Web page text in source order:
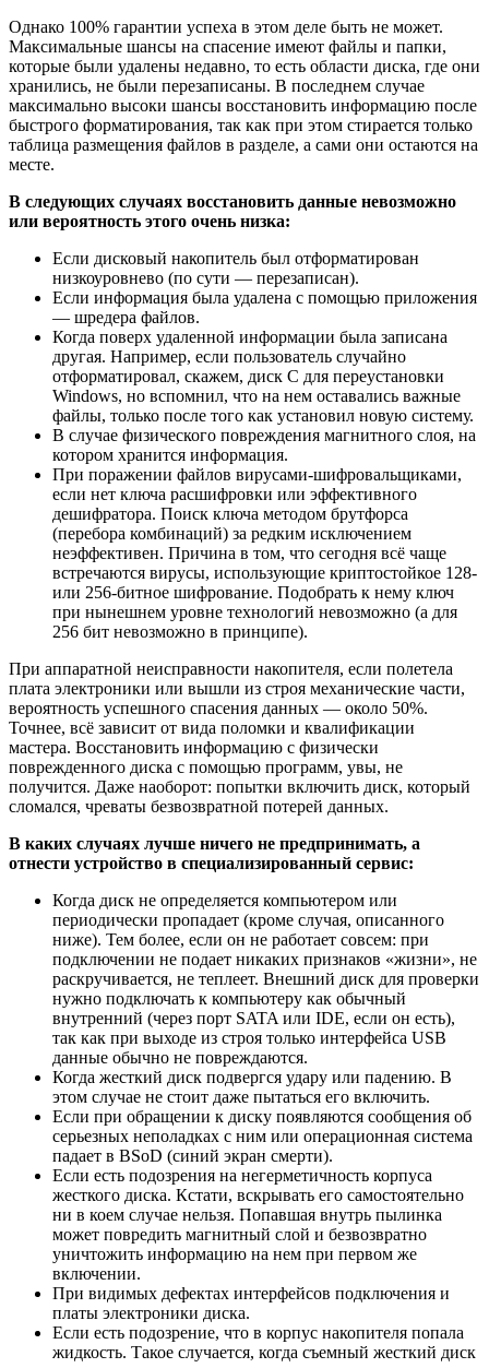
Однако 100% гарантии успеха в этом деле быть не может.
Максимальные шансы на спасение имеют файлы и папки,
которые были удалены недавно, то есть области диска, где они
хранились, не были перезаписаны. В последнем случае
максимально высоки шансы восстановить информацию после
быстрого форматирования, так как при этом стирается только
таблица размещения файлов в разделе, а сами они остаются на
месте.
В следующих случаях восстановить данные невозможно
или вероятность этого очень низка:
Если дисковый накопитель был отформатирован
низкоуровнево (по сути — перезаписан).
Если информация была удалена с помощью приложения
— шредера файлов.
Когда поверх удаленной информации была записана
другая. Например, если пользователь случайно
отформатировал, скажем, диск C для переустановки
Windows, но вспомнил, что на нем оставались важные
файлы, только после того как установил новую систему.
В случае физического повреждения магнитного слоя, на
котором хранится информация.
При поражении файлов вирусами-шифровальщиками,
если нет ключа расшифровки или эффективного
дешифратора. Поиск ключа методом брутфорса
(перебора комбинаций) за редким исключением
неэффективен. Причина в том, что сегодня всё чаще
встречаются вирусы, использующие криптостойкое 128-
или 256-битное шифрование. Подобрать к нему ключ
при нынешнем уровне технологий невозможно (а для
256 бит невозможно в принципе).
При аппаратной неисправности накопителя, если полетела
плата электроники или вышли из строя механические части,
вероятность успешного спасения данных — около 50%.
Точнее, всё зависит от вида поломки и квалификации
мастера. Восстановить информацию с физически
поврежденного диска с помощью программ, увы, не
получится. Даже наоборот: попытки включить диск, который
сломался, чреваты безвозвратной потерей данных.
В каких случаях лучше ничего не предпринимать, а
отнести устройство в специализированный сервис:
Когда диск не определяется компьютером или
периодически пропадает (кроме случая, описанного
ниже). Тем более, если он не работает совсем: при
подключении не подает никаких признаков «жизни», не
раскручивается, не теплеет. Внешний диск для проверки
нужно подключать к компьютеру как обычный
внутренний (через порт SATA или IDE, если он есть),
так как при выходе из строя только интерфейса USB
данные обычно не повреждаются.
Когда жесткий диск подвергся удару или падению. В
этом случае не стоит даже пытаться его включить.
Если при обращении к диску появляются сообщения об
серьезных неполадках с ним или операционная система
падает в BSoD (синий экран смерти).
Если есть подозрения на негерметичность корпуса
жесткого диска. Кстати, вскрывать его самостоятельно
ни в коем случае нельзя. Попавшая внутрь пылинка
может повредить магнитный слой и безвозвратно
уничтожить информацию на нем при первом же
включении.
При видимых дефектах интерфейсов подключения и
платы электроники диска.
Если есть подозрение, что в корпус накопителя попала
жидкость. Такое случается, когда съемный жесткий диск